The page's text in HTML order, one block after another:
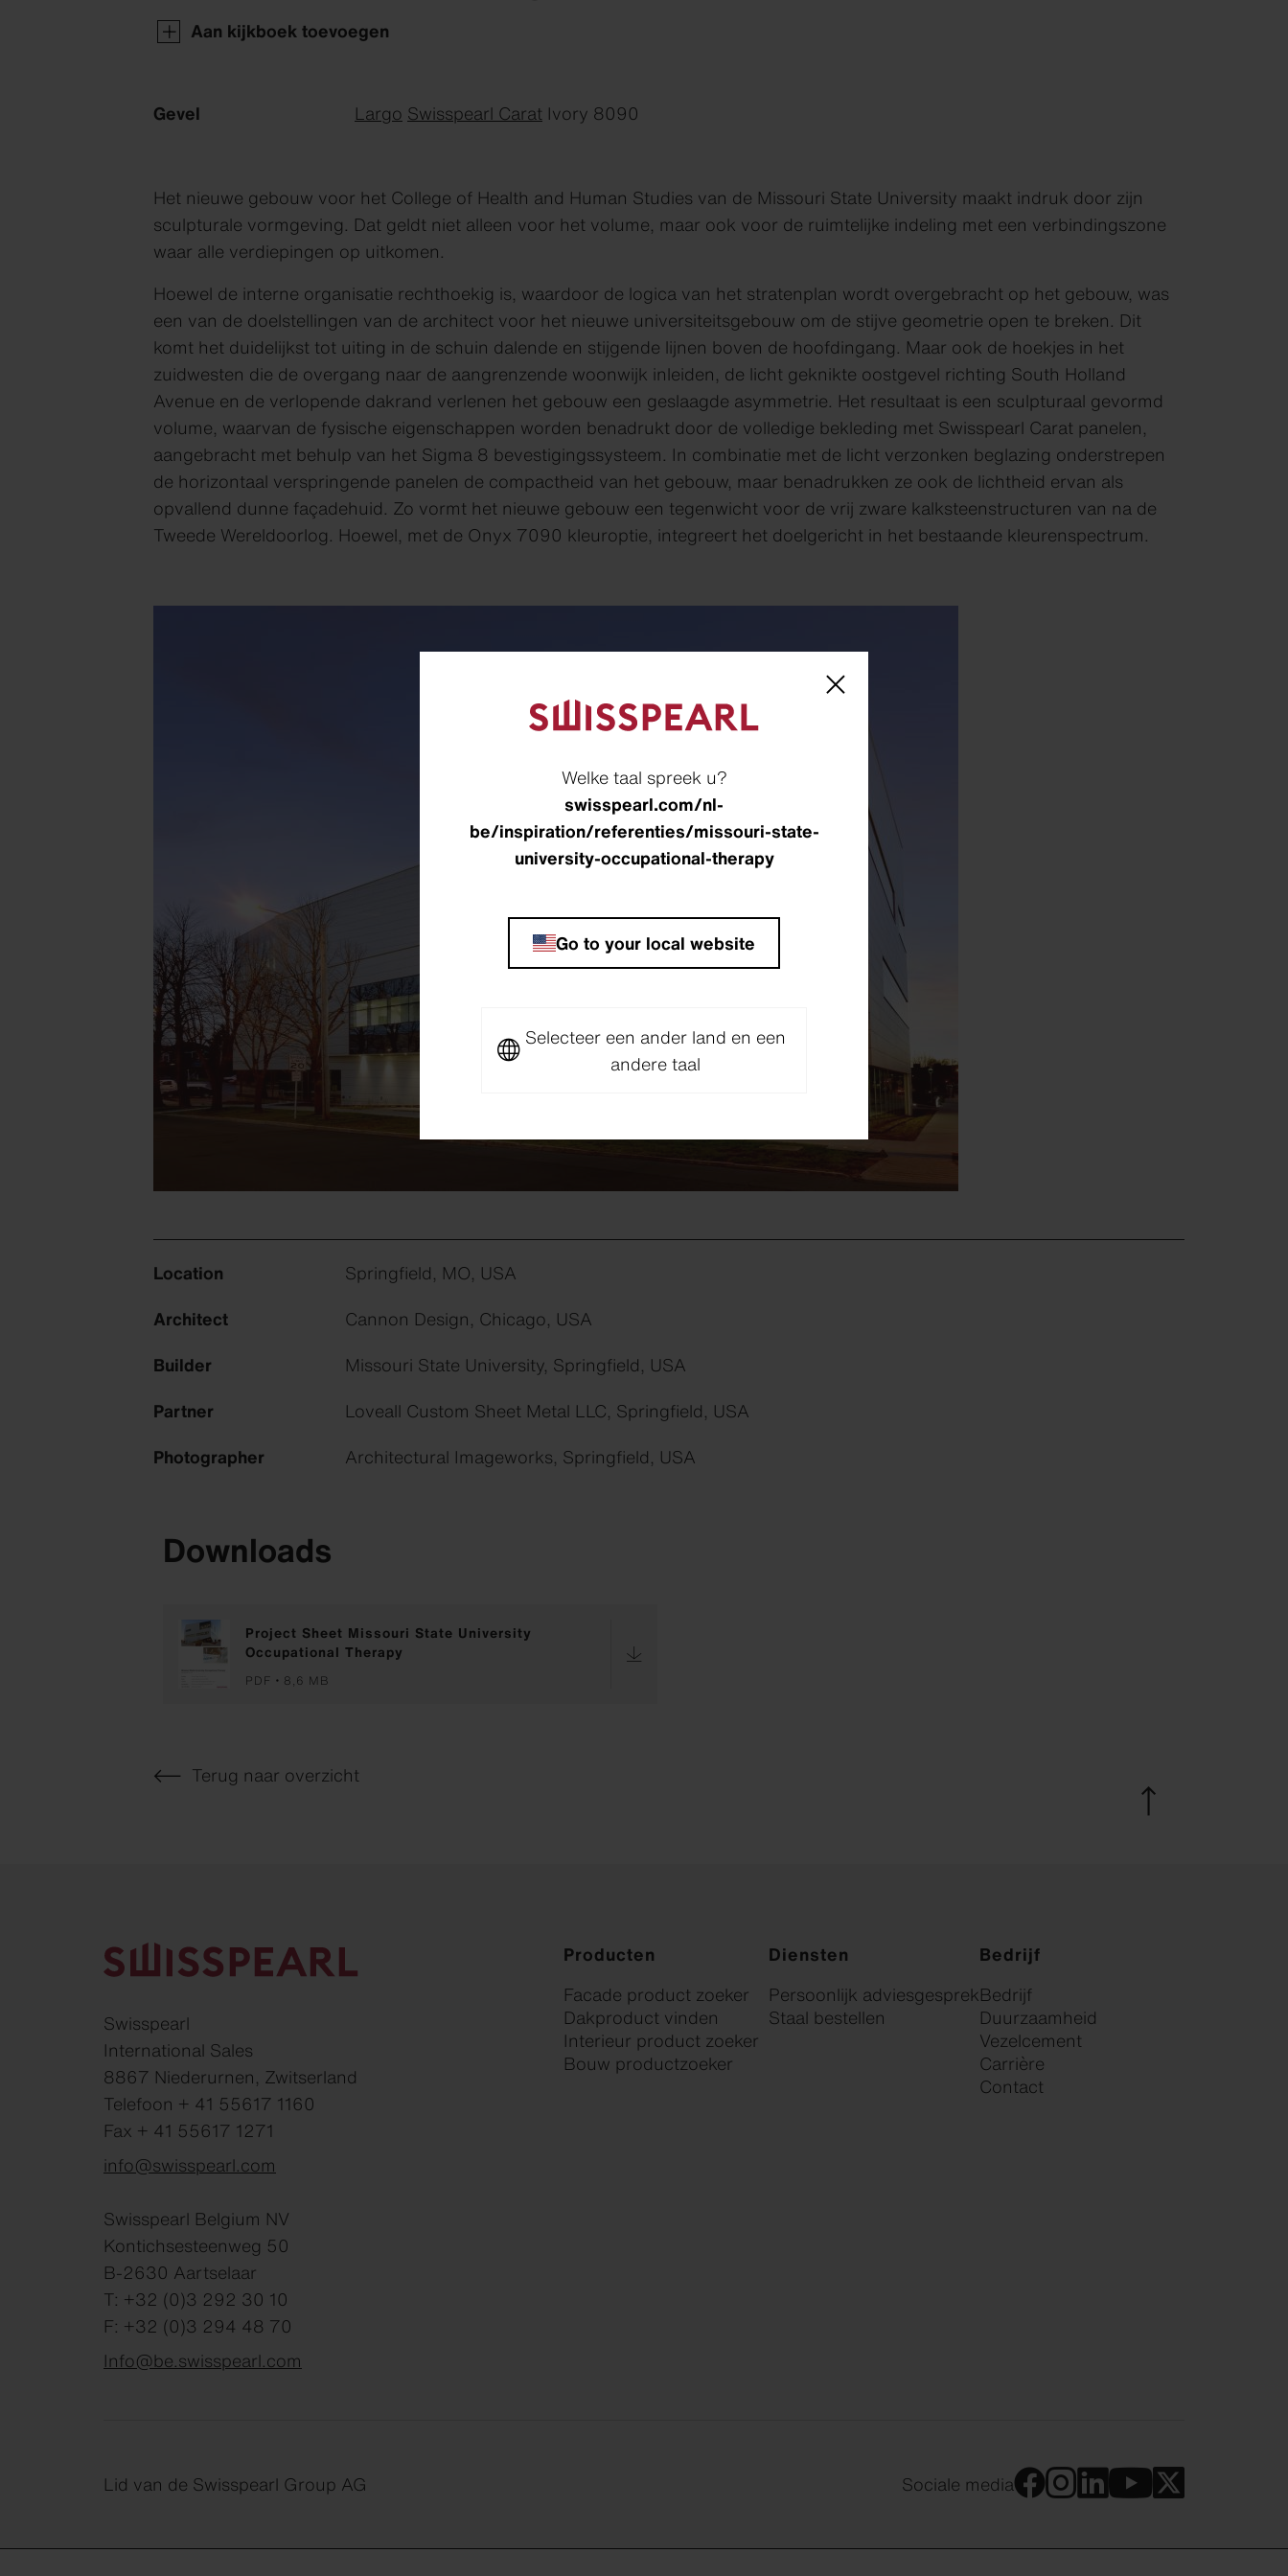
Welke taal spreek u?
swisspearl.com/nl-
be/inspiration/referenties/missouri-state-
university-occupational-therapy
Go to your local website
Selecteer een ander land en een
andere taal
Aan kijkboek toevoegen
Gevel Largo Swisspearl Carat Ivory 8090
Het nieuwe gebouw voor het College of Health and Human Studies van de Missouri State University maakt indruk door zijn
sculpturale vormgeving. Dat geldt niet alleen voor het volume, maar ook voor de ruimtelijke indeling met een verbindingszone
waar alle verdiepingen op uitkomen.
Hoewel de interne organisatie rechthoekig is, waardoor de logica van het stratenplan wordt overgebracht op het gebouw, was
een van de doelstellingen van de architect voor het nieuwe universiteitsgebouw om de stijve geometrie open te breken. Dit
komt het duidelijkst tot uiting in de schuin dalende en stijgende lijnen boven de hoofdingang. Maar ook de hoekjes in het
zuidwesten die de overgang naar de aangrenzende woonwijk inleiden, de licht geknikte oostgevel richting South Holland
Avenue en de verlopende dakrand verlenen het gebouw een geslaagde asymmetrie. Het resultaat is een sculpturaal gevormd
volume, waarvan de fysische eigenschappen worden benadrukt door de volledige bekleding met Swisspearl Carat panelen,
aangebracht met behulp van het Sigma 8 bevestigingssysteem. In combinatie met de licht verzonken beglazing onderstrepen
de horizontaal verspringende panelen de compactheid van het gebouw, maar benadrukken ze ook de lichtheid ervan als
opvallend dunne façadehuid. Zo vormt het nieuwe gebouw een tegenwicht voor de vrij zware kalksteenstructuren van na de
Tweede Wereldoorlog. Hoewel, met de Onyx 7090 kleuroptie, integreert het doelgericht in het bestaande kleurenspectrum.
Location
Springfield, MO, USA
Architect
Cannon Design, Chicago, USA
Builder
Missouri State University, Springfield, USA
Partner
Loveall Custom Sheet Metal LLC, Springfield, USA
Photographer
Architectural Imageworks, Springfield, USA
Downloads
Project Sheet Missouri State University
Occupational Therapy
PDF 8,6 MB
Terug naar overzicht
Swisspearl
International Sales
8867 Niederurnen, Zwitserland
Telefoon + 41 55617 1160
Fax + 41 55617 1271
info@swisspearl.com
Swisspearl Belgium NV
Kontichsesteenweg 50
B-2630 Aartselaar
T: +32 (0)3 292 30 10
F: +32 (0)3 294 48 70
Info@be.swisspearl.com
Producten
Facade product zoeker
Dakproduct vinden
Interieur product zoeker
Bouw productzoeker
Diensten
Persoonlijk adviesgesprek
Staal bestellen
Bedrijf
Bedrijf
Duurzaamheid
Vezelcement
Carrière
Contact
Lid van de Swisspearl Group AG Sociale media